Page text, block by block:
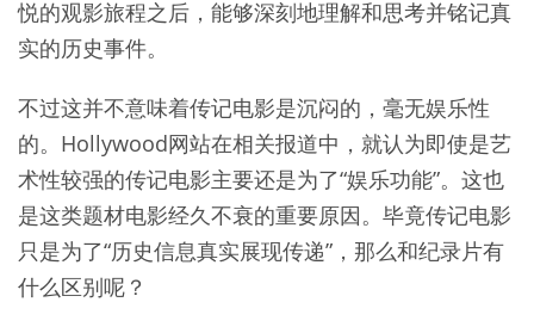
悦的观影旅程之后，能够深刻地理解和思考并铭记真
实的历史事件。
不过这并不意味着传记电影是沉闷的，毫无娱乐性
的。Hollywood网站在相关报道中，就认为即使是艺
术性较强的传记电影主要还是为了“娱乐功能”。这也
是这类题材电影经久不衰的重要原因。毕竟传记电影
只是为了“历史信息真实展现传递”，那么和纪录片有
什么区别呢？